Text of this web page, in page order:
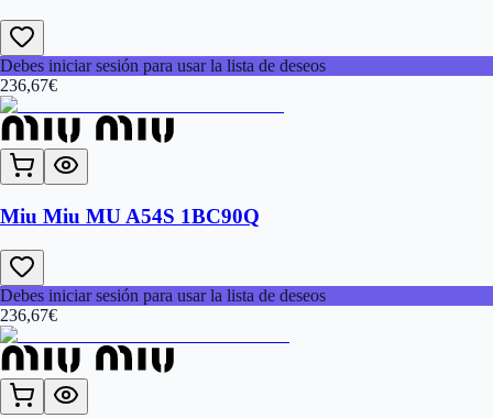
Debes iniciar sesión para usar la lista de deseos
236,67€
Miu Miu MU A54S 1BC90Q
Debes iniciar sesión para usar la lista de deseos
236,67€